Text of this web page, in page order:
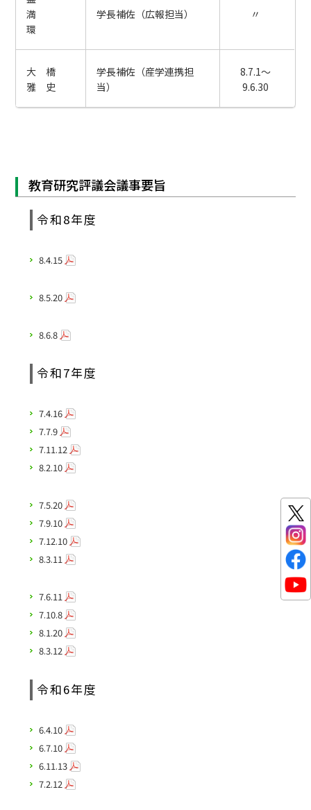
満
環
学長補佐（広報担当） 〃
大 橋
雅 史
学長補佐（産学連携担
当）
8.7.1～
9.6.30
教育研究評議会議事要旨
令和8年度
8.4.15
8.5.20
8.6.8
令和7年度
7.4.16
7.7.9
7.11.12
8.2.10
7.5.20
7.9.10
7.12.10
8.3.11
7.6.11
7.10.8
8.1.20
8.3.12
令和6年度
6.4.10
6.7.10
6.11.13
7.2.12